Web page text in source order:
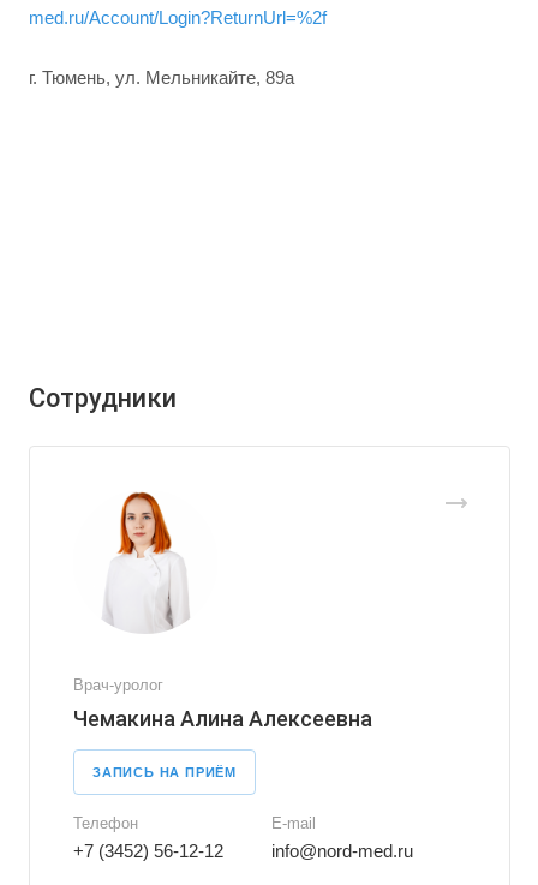
med.ru/Account/Login?ReturnUrl=%2f
г. Тюмень, ул. Мельникайте, 89а
Сотрудники
Врач-уролог
Чемакина Алина Алексеевна
ЗАПИСЬ НА ПРИЁМ
Телефон
+7 (3452) 56-12-12
E-mail
info@nord-med.ru